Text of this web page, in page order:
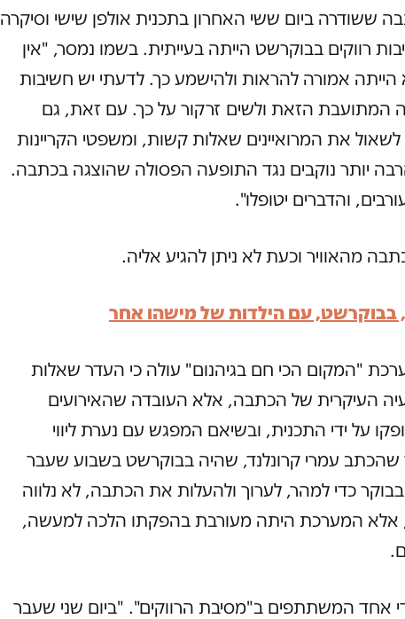
ששודרה ביום ששי האחרון בתכנית אולפן שישי וסיקרה
רווקים בבוקרשט הייתה בעייתית. בשמו נמסר, "אין
אמורה להראות ולהישמע כך. לדעתי יש חשיבות
המתועבת הזאת ולשים זרקור על כך. עם זאת, גם
לשאול את המרואיינים שאלות קשות, ומשפטי הקריינות
הרבה יותר נוקבים נגד התופעה הפסולה שהוצגה בכתבה.
והדברים יטופלו".
מהאוויר וכעת לא ניתן להגיע אליה.
בבוקרשט, עם הילדות של מישהו אחר
"המקום הכי חם בגיהנום" עולה כי העדר שאלות
העיקרית של הכתבה, אלא העובדה שהאירועים
על ידי התכנית, ובשיאם המפגש עם נערת ליווי
שהכתב עמרי קרונלנד, שהיה בבוקרשט בשבוע שעבר
כדי למהר, לערוך ולהעלות את הכתבה, לא נלווה
אלא המערכת היתה מעורבת בהפקתו הלכה למעשה,
אחד המשתתפים ב"מסיבת הרווקים". "ביום שני שעבר